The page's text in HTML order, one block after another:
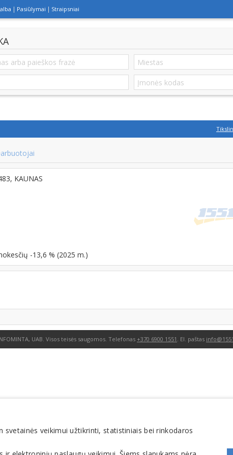
Pasiūlymai Straipsniai
KAUNAS
-13,6 % (2025 m.)
UAB. Visos teisės saugomos. Telefonas +370 6900 1551 . El. paštas
veikimui užtikrinti, statistiniais bei rinkodaros